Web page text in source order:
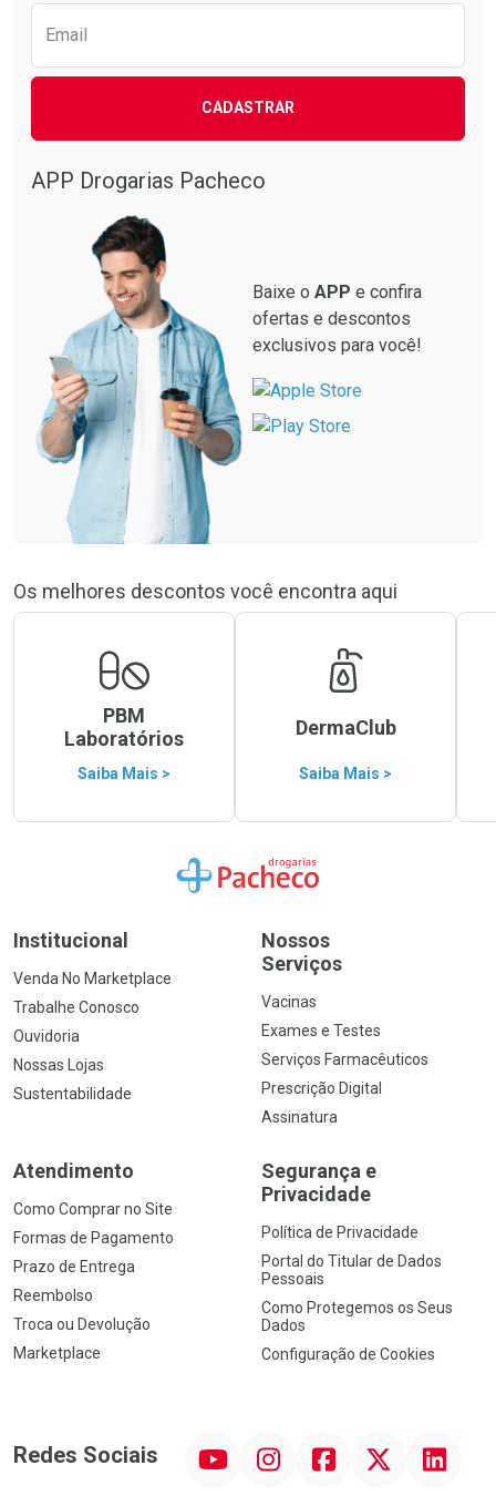
Email
CADASTRAR
APP Drogarias Pacheco
Baixe o APP e confira
ofertas e descontos
exclusivos para você!
Os melhores descontos você encontra aqui
PBM
Laboratórios
Saiba Mais >
DermaClub
Saiba Mais >
Ir para a Home
Institucional
Venda No Marketplace
Trabalhe Conosco
Ouvidoria
Nossas Lojas
Sustentabilidade
Nossos
Serviços
Vacinas
Exames e Testes
Serviços Farmacêuticos
Prescrição Digital
Assinatura
Atendimento
Como Comprar no Site
Formas de Pagamento
Prazo de Entrega
Reembolso
Troca ou Devolução
Marketplace
Segurança e
Privacidade
Política de Privacidade
Portal do Titular de Dados
Pessoais
Como Protegemos os Seus
Dados
Configuração de Cookies
Redes Sociais InstagramFacebook Linkedin